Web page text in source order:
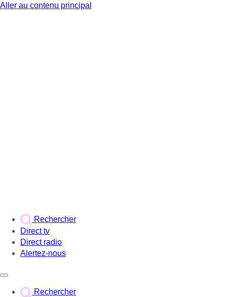
Aller au contenu principal
Rechercher
Direct tv
Direct radio
Alertez-nous
Rechercher